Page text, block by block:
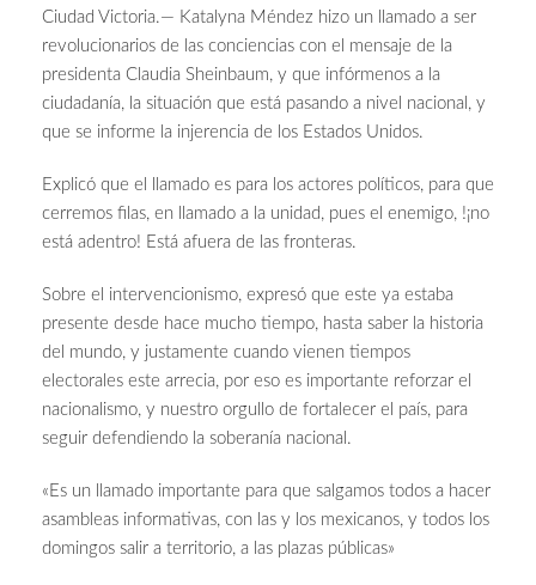
Ciudad Victoria.— Katalyna Méndez hizo un llamado a ser
revolucionarios de las conciencias con el mensaje de la
presidenta Claudia Sheinbaum, y que infórmenos a la
ciudadanía, la situación que está pasando a nivel nacional, y
que se informe la injerencia de los Estados Unidos.
Explicó que el llamado es para los actores políticos, para que
cerremos filas, en llamado a la unidad, pues el enemigo, !¡no
está adentro! Está afuera de las fronteras.
Sobre el intervencionismo, expresó que este ya estaba
presente desde hace mucho tiempo, hasta saber la historia
del mundo, y justamente cuando vienen tiempos
electorales este arrecia, por eso es importante reforzar el
nacionalismo, y nuestro orgullo de fortalecer el país, para
seguir defendiendo la soberanía nacional.
«Es un llamado importante para que salgamos todos a hacer
asambleas informativas, con las y los mexicanos, y todos los
domingos salir a territorio, a las plazas públicas»